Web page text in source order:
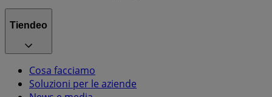
Tiendeo
Cosa facciamo
Soluzioni per le aziende